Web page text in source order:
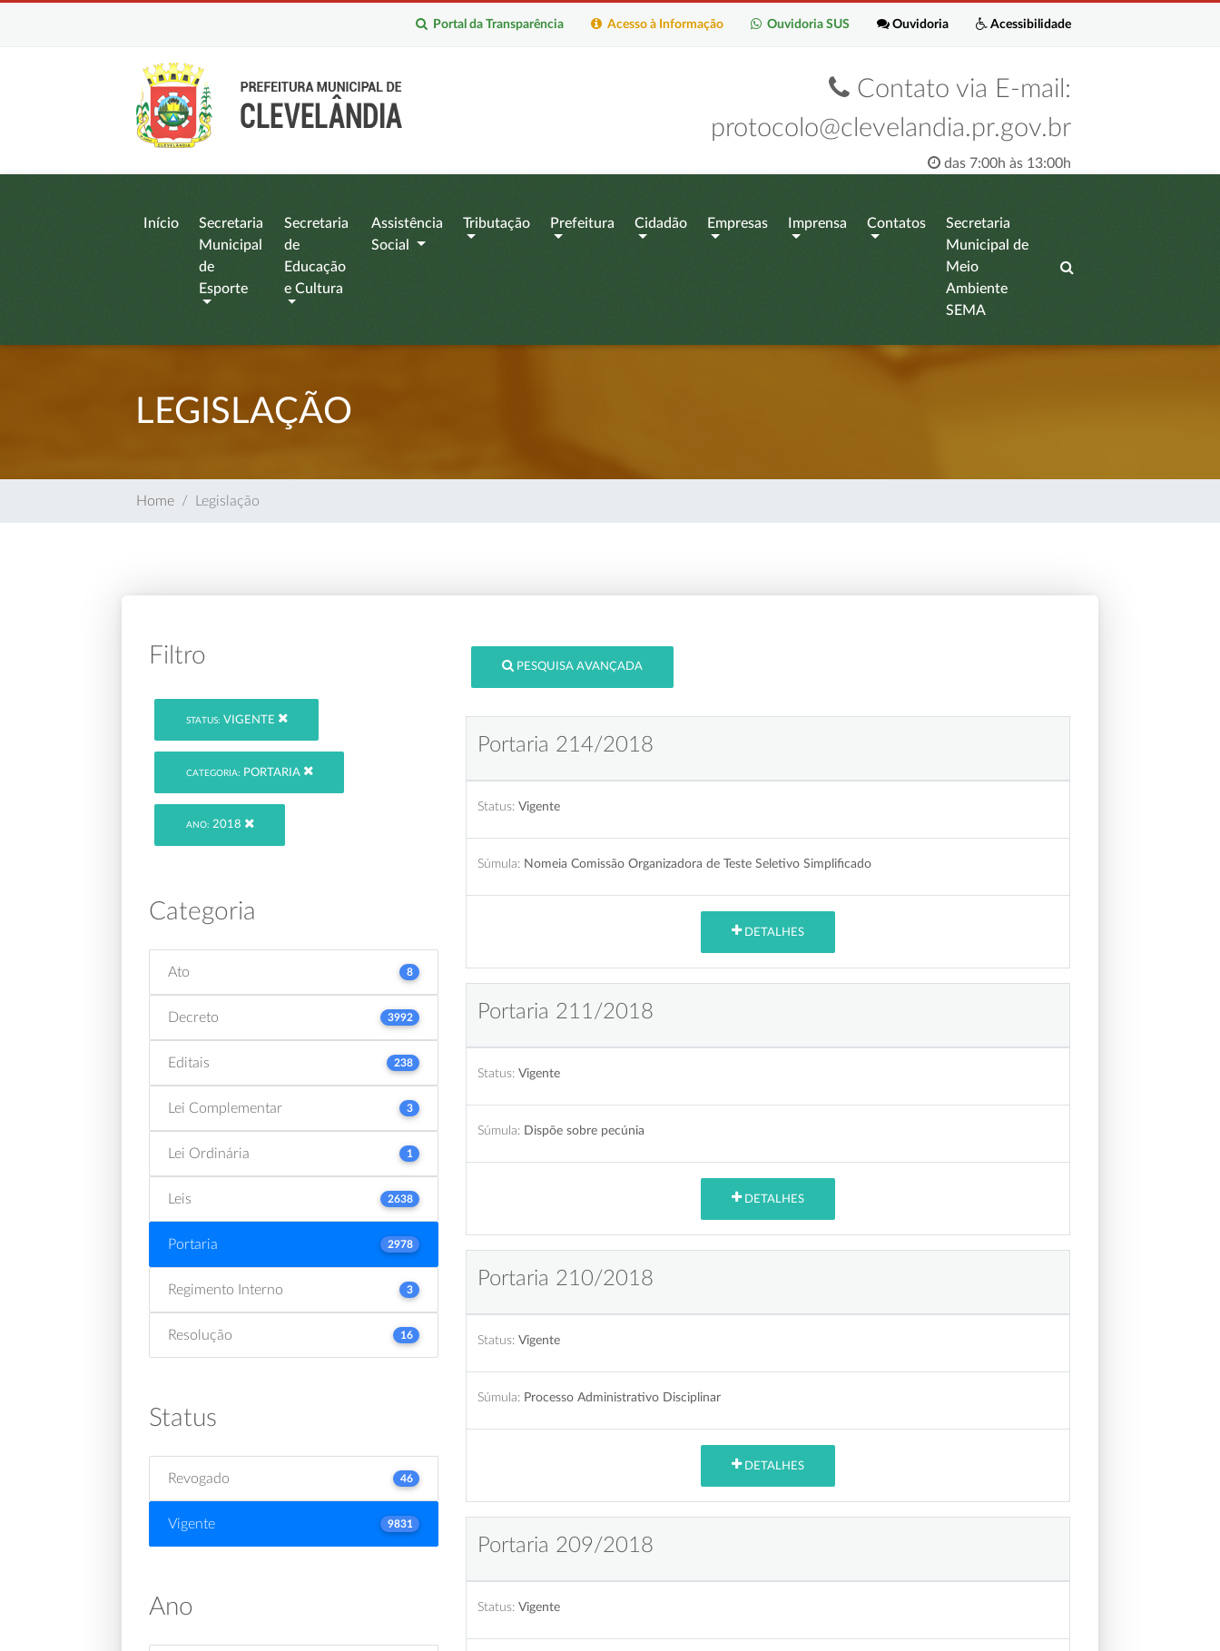
Acessibilidade
Ouvidoria
Ouvidoria SUS
Acesso à Informação
Portal da Transparência
Contato via E-mail:
protocolo@clevelandia.pr.gov.br
das 7:00h às 13:00h
Início
Secretaria
Municipal
de
Esporte
Secretaria
de
Educação
e Cultura
Assistência
Social
Tributação Prefeitura Cidadão Empresas Imprensa Contatos
Secretaria
Municipal de
Meio
Ambiente
SEMA
LEGISLAÇÃO
Home Legislação
Filtro
STATUS: VIGENTE
CATEGORIA: PORTARIA
ANO: 2018
Categoria
Ato 8
Decreto 3992
Editais 238
Lei Complementar 3
Lei Ordinária 1
Leis 2638
Portaria 2978
Regimento Interno 3
Resolução 16
Status
Revogado 46
Vigente 9831
Ano
PESQUISA AVANÇADA
Portaria 214/2018
Status: Vigente
Súmula: Nomeia Comissão Organizadora de Teste Seletivo Simplificado
DETALHES
Portaria 211/2018
Status: Vigente
Súmula: Dispõe sobre pecúnia
DETALHES
Portaria 210/2018
Status: Vigente
Súmula: Processo Administrativo Disciplinar
DETALHES
Portaria 209/2018
Status: Vigente